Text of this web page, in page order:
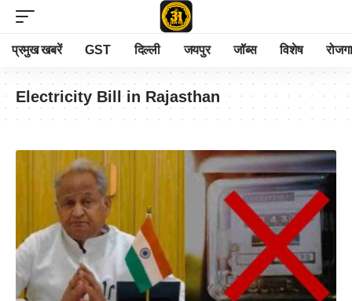
प्रमुख खबरें GST दिल्ली जयपुर जॉब्स विशेष
Electricity Bill in Rajasthan